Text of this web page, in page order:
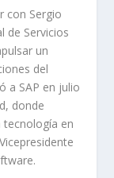
con Sergio
de Servicios
un
del
a SAP en julio
donde
tecnología en